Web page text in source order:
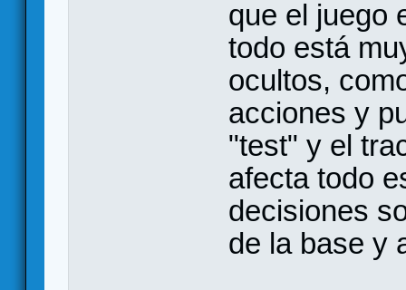
que el juego
todo está
ocultos,
acciones y
"test" y el
afecta todo
decisiones
de la base y